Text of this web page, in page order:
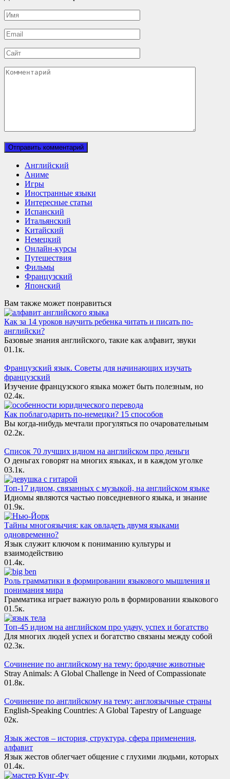
Имя
*
Email
*
Сайт
Комментарий
Английский
Аниме
Игры
Иностранные языки
Интересные статьи
Испанский
Итальянский
Китайский
Немецкий
Онлайн-курсы
Путешествия
Фильмы
Французский
Японский
Вам также может понравиться
Как за 14 уроков научить ребенка читать и писать по-
английски?
Базовые знания английского, такие как алфавит, звуки
01.1к.
Французский язык. Советы для начинающих изучать
французский
Изучение французского языка может быть полезным, но
02.4к.
Как поблагодарить по-немецки? 15 способов
Вы когда-нибудь мечтали прогуляться по очаровательным
02.2к.
Список 70 лучших идиом на английском про деньги
О деньгах говорят на многих языках, и в каждом уголке
03.1к.
Топ-17 идиом, связанных с музыкой, на английском языке
Идиомы являются частью повседневного языка, и знание
01.9к.
Тайны многоязычия: как овладеть двумя языками
одновременно?
Язык служит ключом к пониманию культуры и
взаимодействию
01.4к.
Роль грамматики в формировании языкового мышления и
понимания мира
Грамматика играет важную роль в формировании языкового
01.5к.
Топ-45 идиом на английском про удачу, успех и богатство
Для многих людей успех и богатство связаны между собой
02.3к.
Сочинение по английскому на тему: бродячие животные
Stray Animals: A Global Challenge in Need of Compassionate
01.8к.
Сочинение по английскому на тему: англоязычные страны
English-Speaking Countries: A Global Tapestry of Language
02к.
Язык жестов – история, структура, сфера применения,
алфавит
Язык жестов облегчает общение с глухими людьми, которых
01.4к.